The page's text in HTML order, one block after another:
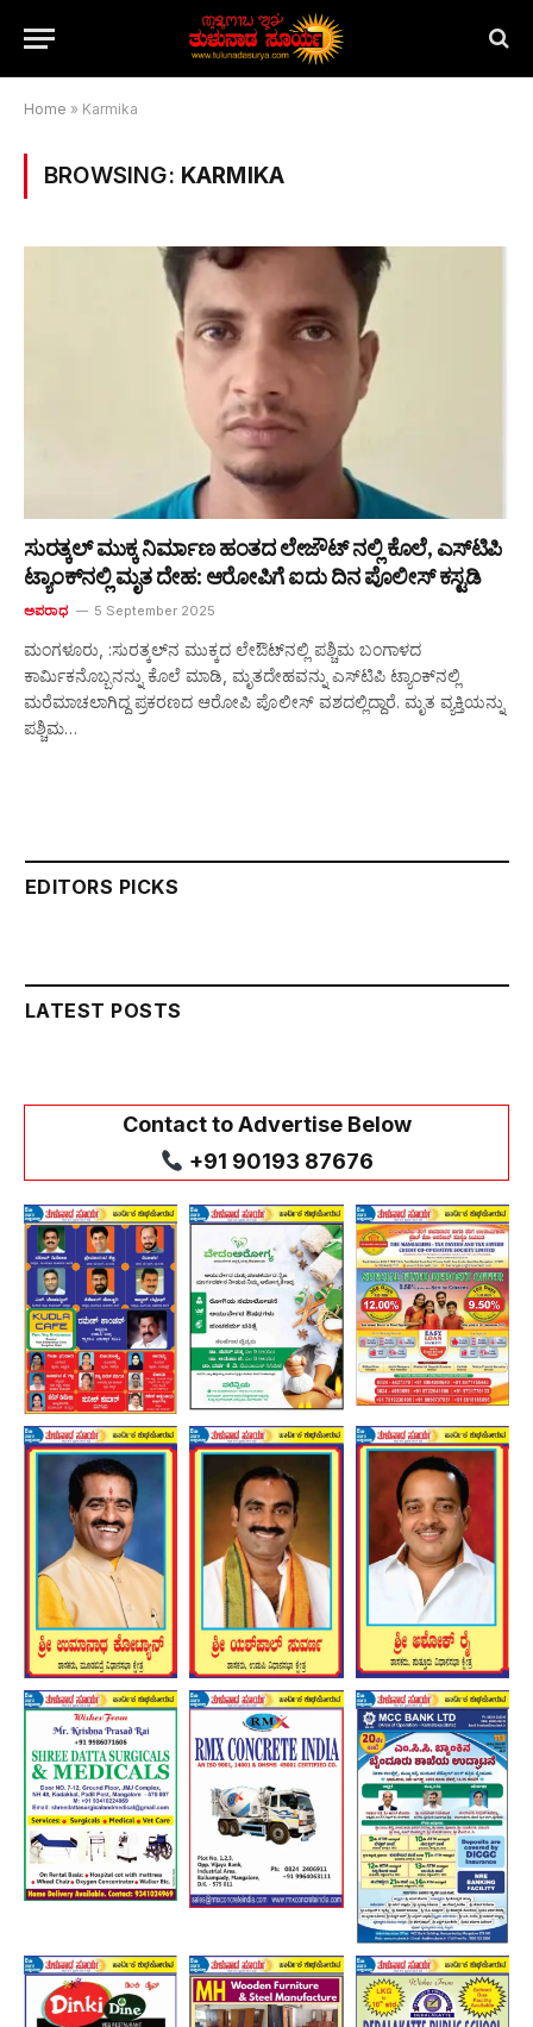
Home » Karmika
BROWSING: KARMIKA
ಸುರತ್ಕಲ್‌ ಮುಕ್ಕ ನಿರ್ಮಾಣ ಹಂತದ ಲೇಜೌಟ್ ನಲ್ಲಿ ಕೊಲೆ, ಎಸ್‌ಟಿಪಿ
ಟ್ಯಾಂಕ್‌ನಲ್ಲಿ ಮೃತ ದೇಹ: ಆರೋಪಿಗೆ ಐದು ದಿನ ಪೊಲೀಸ್‌ ಕಸ್ಟಡಿ
ಅಪರಾಧ 5 September 2025
ಮಂಗಳೂರು, :ಸುರತ್ಕಲ್‌ನ ಮುಕ್ಕದ ಲೇಔಟ್‌ನಲ್ಲಿ ಪಶ್ಚಿಮ ಬಂಗಾಳದ
ಕಾರ್ಮಿಕನೊಬ್ಬನನ್ನು ಕೊಲೆ ಮಾಡಿ, ಮೃತದೇಹವನ್ನು ಎಸ್‌ಟಿಪಿ ಟ್ಯಾಂಕ್‌ನಲ್ಲಿ
ಮರೆಮಾಚಲಾಗಿದ್ದ ಪ್ರಕರಣದ ಆರೋಪಿ ಪೊಲೀಸ್ ವಶದಲ್ಲಿದ್ದಾರೆ. ಮೃತ ವ್ಯಕ್ತಿಯನ್ನು
ಪಶ್ಚಿಮ…
EDITORS PICKS
LATEST POSTS
Contact to Advertise Below
+91 90193 87676